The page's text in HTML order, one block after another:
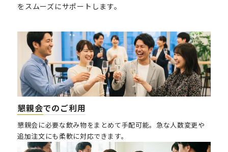
をスムーズにサポートします。
懇親会でのご利用
懇親会に必要な飲み物をまとめて手配可能。急な人数変更や
追加注文にも柔軟に対応できます。